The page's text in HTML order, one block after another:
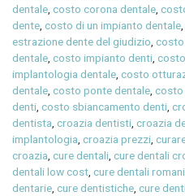
dentale ,costo corona dentale ,
dente ,costo di un impianto dentale
estrazione dente del giudizio ,costo
dentale ,costo impianto denti ,
implantologia dentale ,costo
dentale ,costo ponte dentale ,costo
denti ,costo sbiancamento denti ,
dentista ,croazia dentisti ,croazia
implantologia ,croazia prezzi ,
croazia ,cure dentali ,cure dentali
dentali low cost ,cure dentali
dentarie ,cure dentistiche ,cure